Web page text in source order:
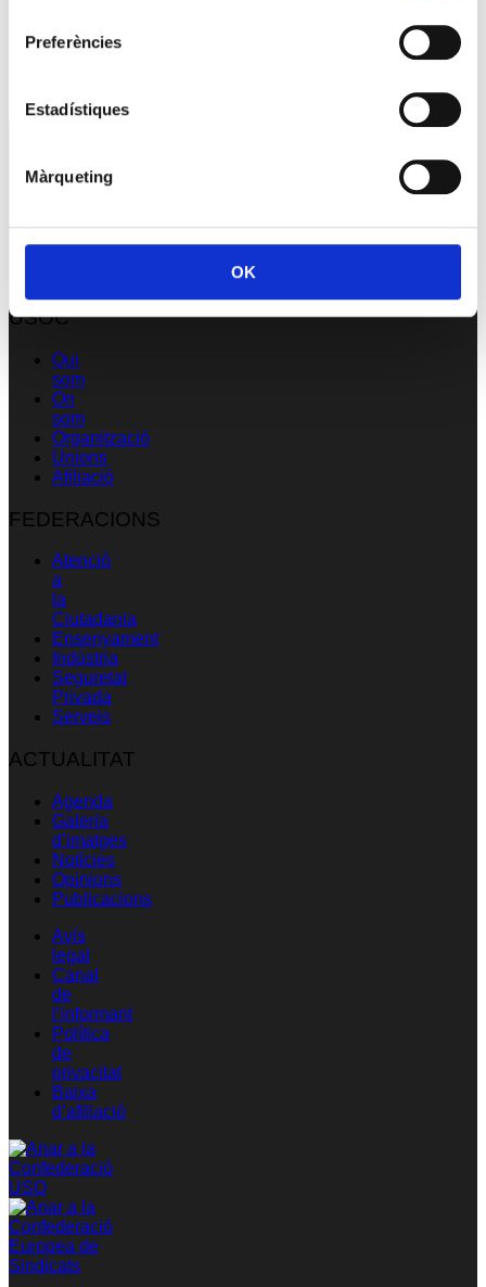
Preferències
Estadístiques
Màrqueting
OK
Premis PIMEC 2026
Assessoria
Promocions
LA
USOC
Qui
som
On
som
Organització
Unions
Afiliació
FEDERACIONS
Atenció
a
la
Ciutadania
Ensenyament
Indústria
Seguretat
Privada
Serveis
ACTUALITAT
Agenda
Galeria
d’imatges
Notícies
Opinions
Publicacions
Avís
legal
Canal
de
l’informant
Política
de
privacitat
Baixa
d’afiliació